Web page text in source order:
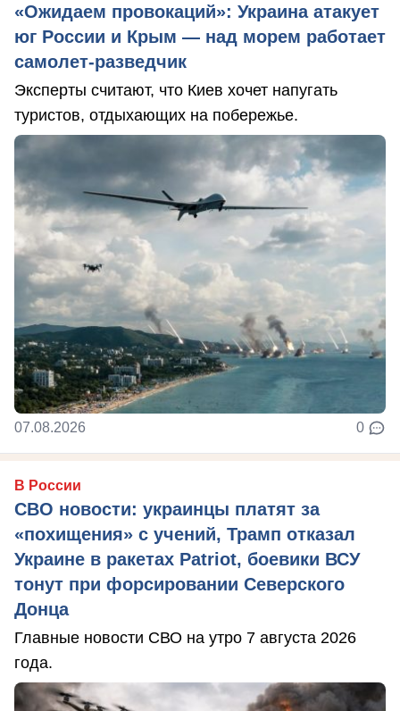
«Ожидаем провокаций»: Украина атакует
юг России и Крым — над морем работает
самолет-разведчик
Эксперты считают, что Киев хочет напугать
туристов, отдыхающих на побережье.
07.08.2026 0
В России
СВО новости: украинцы платят за
«похищения» с учений, Трамп отказал
Украине в ракетах Patriot, боевики ВСУ
тонут при форсировании Северского
Донца
Главные новости СВО на утро 7 августа 2026
года.